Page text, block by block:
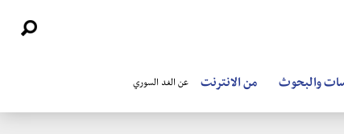
والبحوث من الانترنت عن الغد السوري